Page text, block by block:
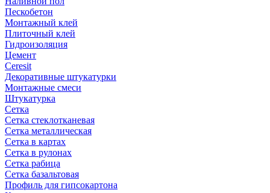
Пескобетон
Монтажный клей
Плиточный клей
Гидроизоляция
Цемент
Ceresit
Декоративные штукатурки
Монтажные смеси
Штукатурка
Сетка
Сетка стеклотканевая
Сетка металлическая
Сетка в картах
Сетка в рулонах
Сетка рабица
Сетка базальтовая
Профиль для гипсокартона